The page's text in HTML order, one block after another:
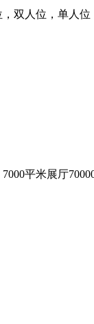
双人位，单
平米展厅